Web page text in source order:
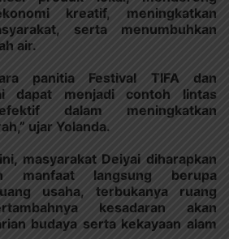
kreatif, meningkatkan
serta menumbuhkan
air.
panitia Festival TIFA dan
dapat menjadi contoh lintas
dalam meningkatkan
ujar Yolanda.
masyarakat Deiyai diharapkan
manfaat langsung berupa
usaha, terbukanya ruang
kesadaran akan
budaya serta kekayaan alam